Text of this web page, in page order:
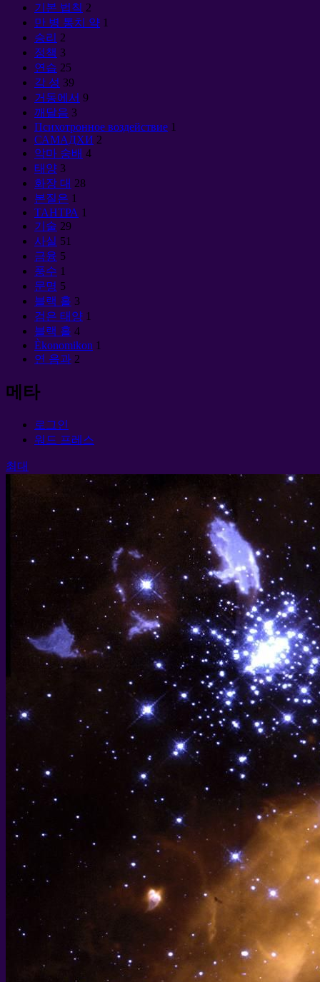
기본 법칙 2
만 병 통치 약 1
승리 2
정책 3
연습 25
각 성 39
거동에서 9
깨달음 3
Психотронное воздействие 1
САМАДХИ 2
악마 숭배 4
태양 3
화장 대 28
본질은 1
ТАНТРА 1
기술 29
사실 51
금융 5
풍수 1
문명 5
블랙 홀 3
검은 태양 1
블랙 홀 4
Èkonomikon 1
연 음과 2
메타
로그인
워드 프레스
최대